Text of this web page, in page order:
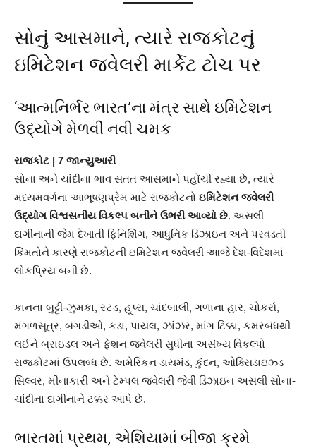
સોનું આસમાને, ત્યારે રાજકોટનું
ઇમિટેશન જ્વેલરી માર્કેટ ટોચ પર
‘આત્મનિર્ભર ભારત’ના મંત્ર સાથે ઇમિટેશન
ઉદ્યોગે મેળવી નવી ચમક
રાજકોટ | 7 જાન્યુઆરી
સોના અને ચાંદીના ભાવ સતત આસમાને પહોંચી રહ્યા છે, ત્યારે
મધ્યમવર્ગના આભૂષણપ્રેમ માટે રાજકોટનો ઇમિટેશન જ્વેલરી
ઉદ્યોગ વિશ્વસનીય વિકલ્પ બનીને ઉભરી આવ્યો છે. અસલી
દાગીનાની જેમ દેખાતી ફિનિશિંગ, આધુનિક ડિઝાઇન અને પરવડતી
કિંમતોને કારણે રાજકોટની ઇમિટેશન જ્વેલરી આજે દેશ-વિદેશમાં
લોકપ્રિય બની છે.
કાનના બુટ્ટી-ઝુમકા, સ્ટડ, હૂપ્સ, ચાંદબાલી, ગળાના હાર, ચોકર્સ,
મંગળસૂત્ર, બંગડીઓ, કડા, પાયલ, ઝાંઝર, માંગ ટિક્કા, કમરબંધથી
લઈને બ્રાઇડલ અને ફેશન જવેલરી સુધીના અસંખ્ય વિકલ્પો
રાજકોટમાં ઉપલબ્ધ છે. અમેરિકન ડાયમંડ, કુંદન, ઓક્સિડાઇઝ્ડ
સિલ્વર, મીનાકારી અને ટેમ્પલ જ્વેલરી જેવી ડિઝાઇન અસલી સોના-
ચાંદીના દાગીનાને ટક્કર આપે છે.
ભારતમાં પ્રથમ, એશિયામાં બીજા ક્રમે